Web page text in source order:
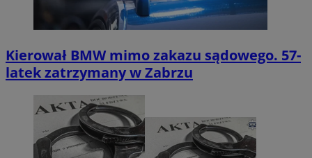
Kierował BMW mimo zakazu sądowego. 57-
latek zatrzymany w Zabrzu